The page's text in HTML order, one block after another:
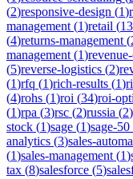
(2)responsive-design (1)
management (1)retail (13
(4)returns-management (
management (1)
(5)reverse-logistics (2)
(1)rfq (1)rich-results (1)
(4)rohs (1)roi (34)roi-
(1)rpa (3)rsc (2)russia (2)
stock (1)sage (1)sage-50
analytics (3)sales-
(1)sales-management (1)
tax (8)salesforce (5)